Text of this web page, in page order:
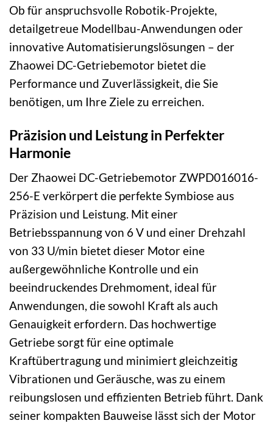
Ob für anspruchsvolle Robotik-Projekte,
detailgetreue Modellbau-Anwendungen oder
innovative Automatisierungslösungen – der
Zhaowei DC-Getriebemotor bietet die
Performance und Zuverlässigkeit, die Sie
benötigen, um Ihre Ziele zu erreichen.
Präzision und Leistung in Perfekter
Harmonie
Der Zhaowei DC-Getriebemotor ZWPD016016-
256-E verkörpert die perfekte Symbiose aus
Präzision und Leistung. Mit einer
Betriebsspannung von 6 V und einer Drehzahl
von 33 U/min bietet dieser Motor eine
außergewöhnliche Kontrolle und ein
beeindruckendes Drehmoment, ideal für
Anwendungen, die sowohl Kraft als auch
Genauigkeit erfordern. Das hochwertige
Getriebe sorgt für eine optimale
Kraftübertragung und minimiert gleichzeitig
Vibrationen und Geräusche, was zu einem
reibungslosen und effizienten Betrieb führt. Dank
seiner kompakten Bauweise lässt sich der Motor